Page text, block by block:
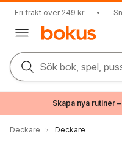
Fri frakt över 249 kr •
Sök bok, spel,
Skapa nya rutiner
Deckare Deckare